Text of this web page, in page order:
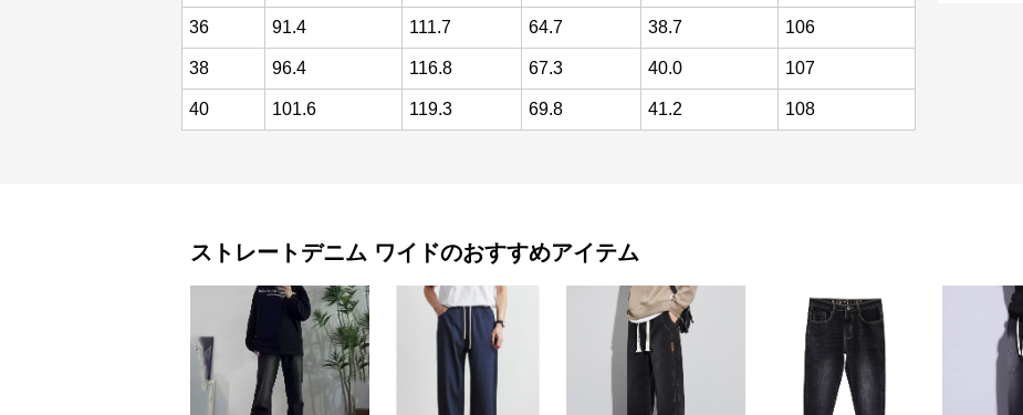
36 91.4 111.7 64.7 38.7 106
38 96.4 116.8 67.3 40.0 107
40 101.6 119.3 69.8 41.2 108
ストレートデニム ワイドのおすすめアイテム